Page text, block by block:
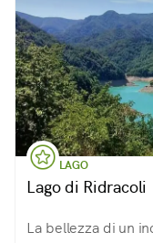
LAGO
Lago di Ridracoli
La bellezza di un